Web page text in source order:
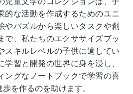
的な活動を作成するためのユニ
やパズルから楽しいタスクや創
で、私たちのエクササイズブッ
スキルレベルの子供に適してい
習と開発の世界に身を浸し、
ングなノートブックで学習の喜
を作るのを助けます。